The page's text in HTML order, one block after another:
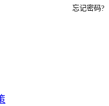
忘记密码?